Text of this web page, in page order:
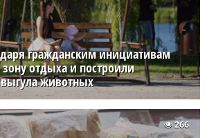
гражданским инициативам
зону отдыха и построили
животных
266